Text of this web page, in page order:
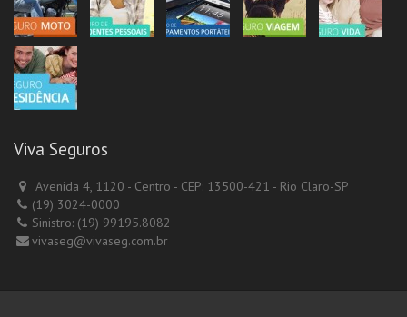
Viva Seguros
Avenida 4, 1120 - Centro - CEP: 13500-421 - Rio Claro-SP
(19) 3024-0000
Sinistro: (19) 99195.8082
vivaseg@vivaseg.com.br